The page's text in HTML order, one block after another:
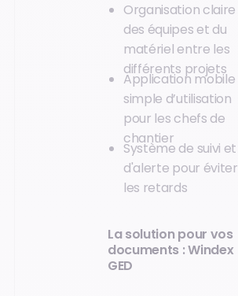
Organisation claire
des équipes et du
matériel entre les
différents projets
Application mobile
simple d’utilisation
pour les chefs de
chantier
Système de suivi et
d'alerte pour éviter
les retards
La solution pour vos
documents : Windex
GED